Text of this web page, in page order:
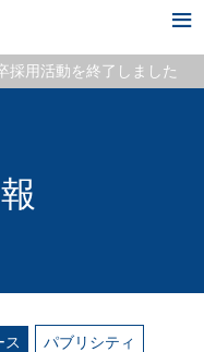
採用活動を終了しました
ス パブリシティ